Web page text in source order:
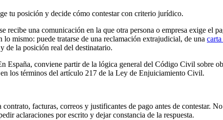
tu posición y decide cómo contestar con criterio jurídico.
recibe una comunicación en la que otra persona o empresa exige el
mismo: puede tratarse de una reclamación extrajudicial, de una
de la posición real del destinatario.
España, conviene partir de la lógica general del Código Civil sobre
los términos del artículo 217 de la Ley de Enjuiciamiento Civil.
facturas, correos y justificantes de pago antes de contestar.
aclaraciones por escrito y dejar constancia de la respuesta.